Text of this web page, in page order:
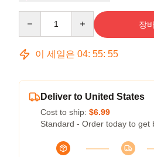
장
이 세일은 04: 55: 54
Deliver to United States
Cost to ship: $6.99
Standard - Order today to get